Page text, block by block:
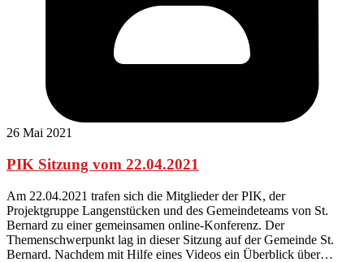
26 Mai 2021
PIK Sitzung vom 22.04.2021
Am 22.04.2021 trafen sich die Mitglieder der PIK, der
Projektgruppe Langenstücken und des Gemeindeteams von St.
Bernard zu einer gemeinsamen online-Konferenz. Der
Themenschwerpunkt lag in dieser Sitzung auf der Gemeinde St.
Bernard. Nachdem mit Hilfe eines Videos ein Überblick über…